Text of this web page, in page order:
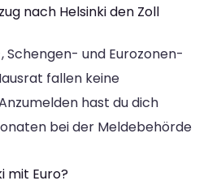
nach Helsinki den Zoll
Schengen- und Eurozonen-
fallen keine
hast du dich
bei der Meldebehörde
mit Euro?